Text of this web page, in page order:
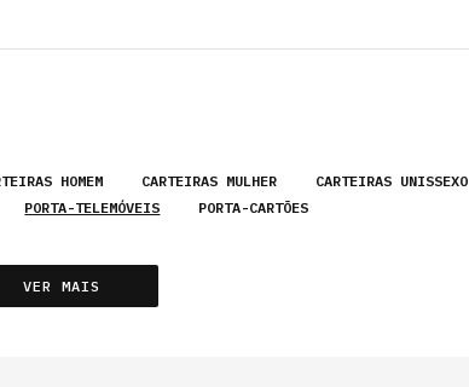
HOMEM CARTEIRAS MULHER CARTEIRAS UNISSEXO
PORTA-TELEMÓVEIS PORTA-CARTÕES
VER MAIS